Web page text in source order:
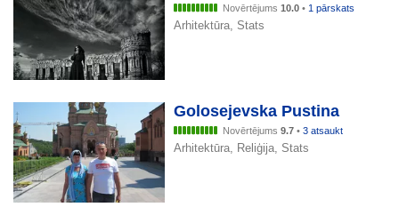
Novērtējums 10.0 • 1 pārskats
Arhitektūra, Stats
Golosejevska Pustina
Novērtējums 9.7 • 3 atsaukt
Arhitektūra, Reliģija, Stats